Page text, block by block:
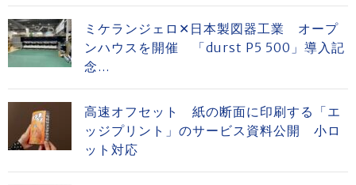
ミケランジェロ✕日本製図器工業 オープ
ンハウスを開催 「durst P5 500」導入記
念...
高速オフセット 紙の断面に印刷する「エ
ッジプリント」のサービス資料公開 小ロ
ット対応